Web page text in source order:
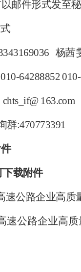
以邮件形式发至
杨茜
64288852
163.com
群:470773391
下载附件
速公路企业高质
速公路企业高